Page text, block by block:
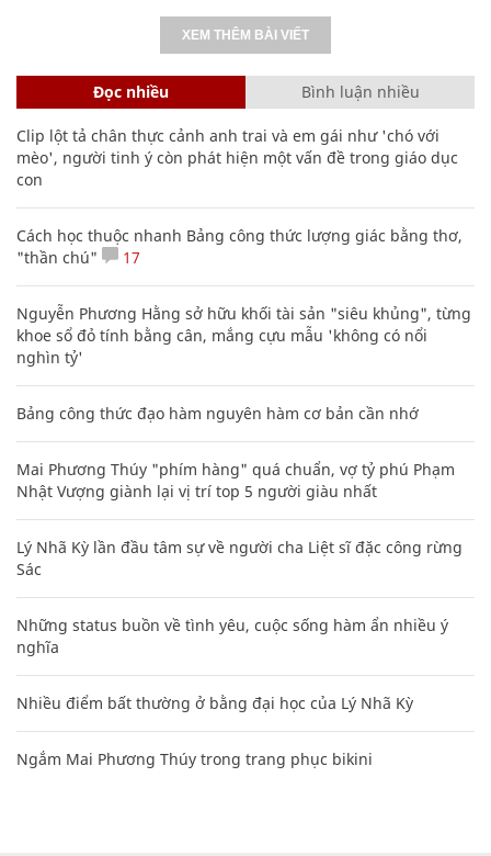
XEM THÊM BÀI VIẾT
Đọc nhiều Bình luận nhiều
Clip lột tả chân thực cảnh anh trai và em gái như 'chó với
mèo', người tinh ý còn phát hiện một vấn đề trong giáo dục
con
Cách học thuộc nhanh Bảng công thức lượng giác bằng thơ,
"thần chú"
17
Nguyễn Phương Hằng sở hữu khối tài sản "siêu khủng", từng
khoe sổ đỏ tính bằng cân, mắng cựu mẫu 'không có nổi
nghìn tỷ'
Bảng công thức đạo hàm nguyên hàm cơ bản cần nhớ
Mai Phương Thúy "phím hàng" quá chuẩn, vợ tỷ phú Phạm
Nhật Vượng giành lại vị trí top 5 người giàu nhất
Lý Nhã Kỳ lần đầu tâm sự về người cha Liệt sĩ đặc công rừng
Sác
Những status buồn về tình yêu, cuộc sống hàm ẩn nhiều ý
nghĩa
Nhiều điểm bất thường ở bằng đại học của Lý Nhã Kỳ
Ngắm Mai Phương Thúy trong trang phục bikini